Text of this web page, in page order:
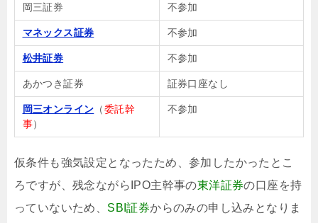
岡三証券 不参加
マネックス証券 不参加
松井証券 不参加
あかつき証券 証券口座なし
岡三オンライン （委託幹
事）
不参加
仮条件も強気設定となったため、参加したかったとこ
ろですが、残念ながらIPO主幹事の東洋証券の口座を持
っていないため、 SBI証券からのみの申し込みとなりま